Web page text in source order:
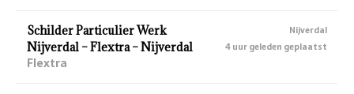
Schilder Particulier Werk
Nijverdal – Flextra – Nijverdal
Flextra
Nijverdal
4 uur geleden geplaatst